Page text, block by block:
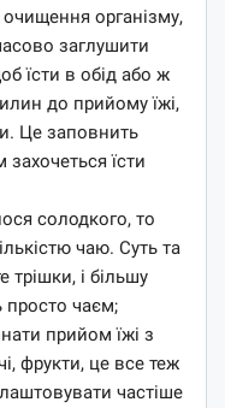
організму,
заглушити
їсти в обід або ж
до прийому їжі,
Це заповнить
їсти
солодкого, то
чаю. Суть та
трішки, і більшу
просто чаєм;
прийом їжі з
фрукти, це все теж
частіше